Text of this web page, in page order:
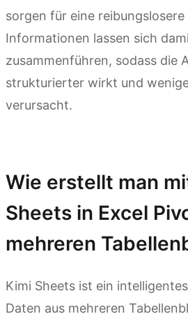
sorgen für eine
Informationen lassen sich
zusammenführen, sodass die
strukturierter wirkt und
verursacht.
Wie erstellt man
Sheets in Excel
mehreren
Kimi Sheets ist ein
Daten aus mehreren